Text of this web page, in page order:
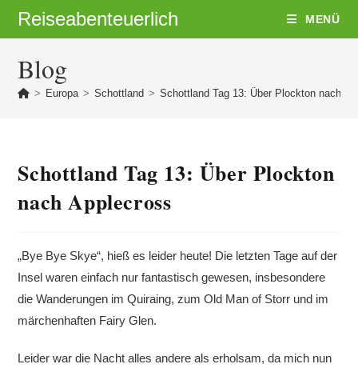
InhaltReiseabenteuerlich MENÜ
Blog
> Europa > Schottland > Schottland Tag 13: Über Plockton nach
Schottland Tag 13: Über Plockton
nach Applecross
„Bye Bye Skye“, hieß es leider heute! Die letzten Tage auf der
Insel waren einfach nur fantastisch gewesen, insbesondere
die Wanderungen im Quiraing, zum Old Man of Storr und im
märchenhaften Fairy Glen.
Leider war die Nacht alles andere als erholsam, da mich nun